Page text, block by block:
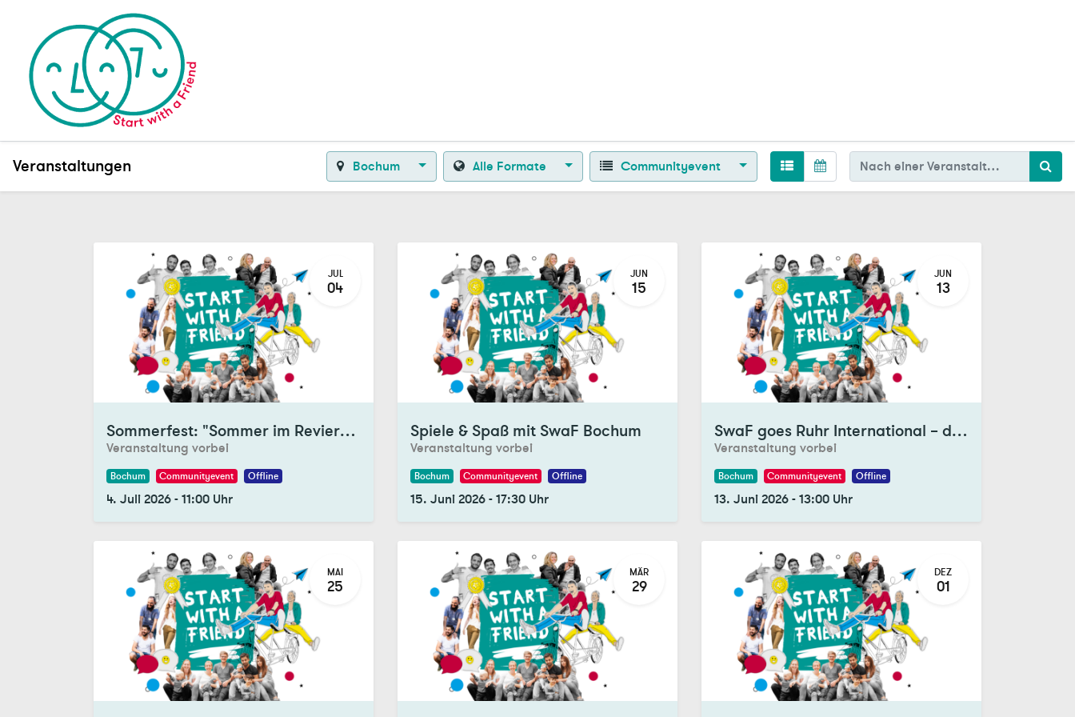
Veranstaltungen Bochum Alle Formate Communityevent
JUL
04
Sommerfest: "Sommer im Revier" mit SwaF Bochum, Dortmund & Essen
Veranstaltung vorbei
Bochum Communityevent Offline
4. Juli 2026-11:00 Uhr
JUN
15
Spiele & Spaß mit SwaF Bochum
Veranstaltung vorbei
Bochum Communityevent Offline
15. Juni 2026-17:30 Uhr
JUN
13
SwaF goes Ruhr International – das Fest der Kulturen
Veranstaltung vorbei
Bochum Communityevent Offline
13. Juni 2026-13:00 Uhr
MAI
25
MÄR
29
DEZ
01